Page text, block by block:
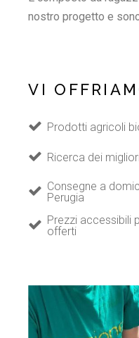
nostro progetto e
VI
Prodotti agricoli
Ricerca dei
Consegne a
Perugia
Prezzi accessibili
offerti